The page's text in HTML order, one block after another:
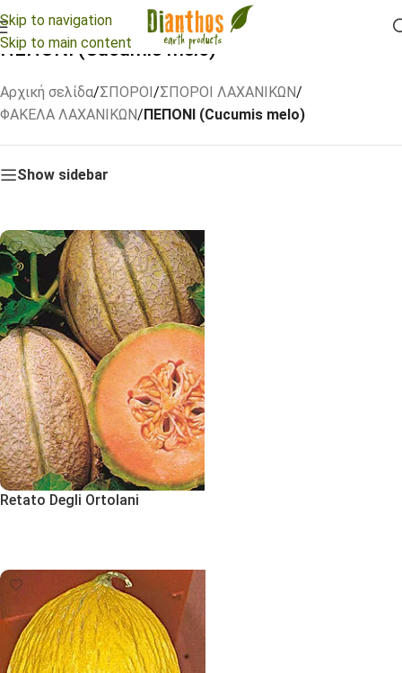
Skip to navigation
Skip to main content
ΠΕΠΟΝΙ (Cucumis melo)
Αρχική σελίδα/ΣΠΟΡΟΙ/ΣΠΟΡΟΙ ΛΑΧΑΝΙΚΩΝ/
ΦΑΚΕΛΑ ΛΑΧΑΝΙΚΩΝ/ΠΕΠΟΝΙ (Cucumis melo)
Show sidebar
Retato Degli Ortolani